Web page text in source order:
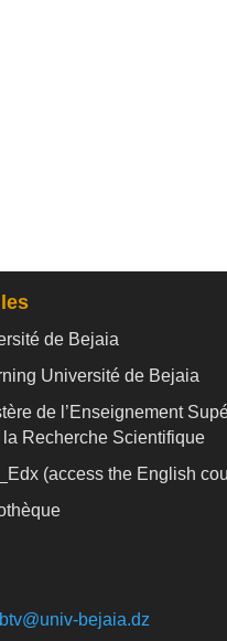
de Bejaia
Université de Bejaia
de l’Enseignement
la Recherche Scientifique
(access the English
bejaia.dz